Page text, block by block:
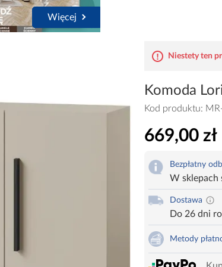
Więcej
Niestety ten
Komoda
Kod produktu:
669,00 zł
Bezpłatny
W sklepach
Dostawa
Do 26 dni
Metody